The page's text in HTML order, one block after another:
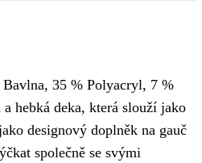
Bavlna, 35 % Polyacryl, 7 %
hebká deka, která slouží jako
designový doplněk na gauč
společně se svými